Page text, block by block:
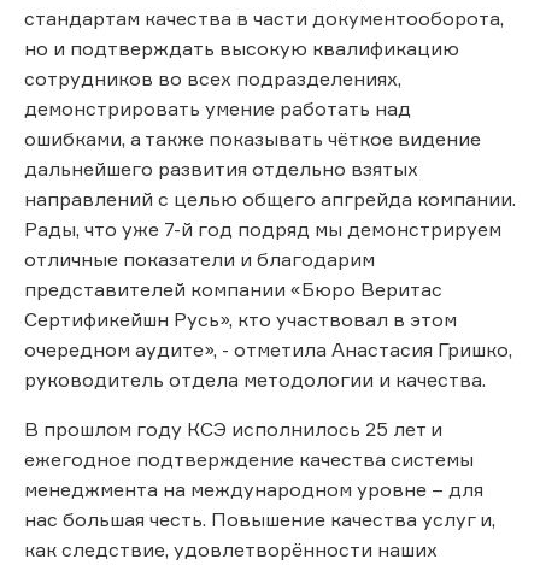
стандартам качества в части документооборота,
но и подтверждать высокую квалификацию
сотрудников во всех подразделениях,
демонстрировать умение работать над
ошибками, а также показывать чёткое видение
дальнейшего развития отдельно взятых
направлений с целью общего апгрейда компании.
Рады, что уже 7-й год подряд мы демонстрируем
отличные показатели и благодарим
представителей компании «Бюро Веритас
Сертификейшн Русь», кто участвовал в этом
очередном аудите», - отметила Анастасия Гришко,
руководитель отдела методологии и качества.
В прошлом году КСЭ исполнилось 25 лет и
ежегодное подтверждение качества системы
менеджмента на международном уровне – для
нас большая честь. Повышение качества услуг и,
как следствие, удовлетворённости наших